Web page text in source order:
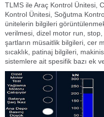
TLMS ile Araç Kontrol Ünitesi,
Kontrol Ünitesi, Soğutma
ünitelerin bilgileri
verilmesi, dizel motor run,
şartların müsaitlik bilgileri, cer
sıcaklık, patinaj bilgileri,
sistemlere ait spesifik bazı ek